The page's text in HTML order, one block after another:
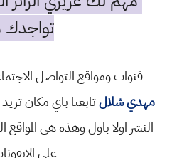
تواجدك
قنوات ومواقع التواصل
مهدي شلالتابعنا باي مكان
النشر اولا باول وهذه هي
على